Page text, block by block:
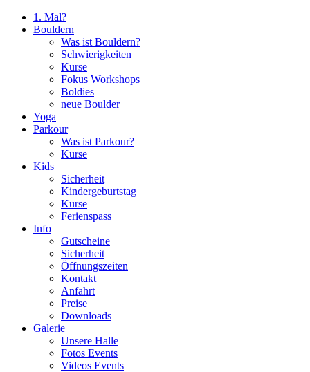
1. Mal?
Bouldern
Was ist Bouldern?
Schwierigkeiten
Kurse
Fokus Workshops
Boldies
neue Boulder
Yoga
Parkour
Was ist Parkour?
Kurse
Kids
Sicherheit
Kindergeburtstag
Kurse
Ferienspass
Info
Gutscheine
Sicherheit
Öffnungszeiten
Kontakt
Anfahrt
Preise
Downloads
Galerie
Unsere Halle
Fotos Events
Videos Events